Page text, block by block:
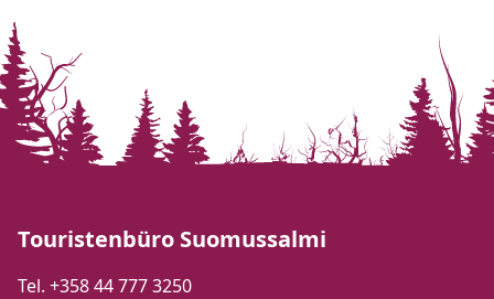
Touristenbüro Suomussalmi
Tel. +358 44 777 3250